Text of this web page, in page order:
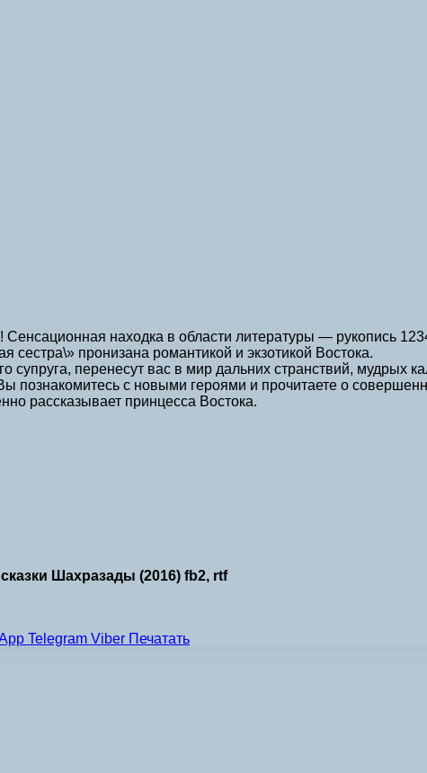
находка в области литературы — рукопись
пронизана романтикой и экзотикой Востока.
перенесут вас в мир дальних странствий, мудрых
познакомитесь с новыми героями и прочитаете о
рассказывает принцесса Востока.
Шахразады (2016) fb2, rtf
Telegram Viber Печатать